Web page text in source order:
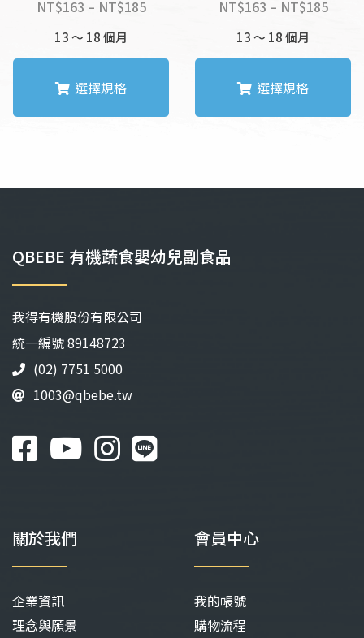
擇
選
項
擇
選
項
NT$163 – NT$185價
圍：
NT$185
13 ～ 18 個月
選擇規格
有
式。
產
品
頁
面
選
選
項
NT$163 – NT$185價
圍：
13 ～ 18 個月
選擇規格
有
QBEBE 有機蔬食嬰幼兒副食品
我得有機股份有限公司
統⼀編號 89148723
(02) 7751 5000
1003@qbebe.tw
關於我們
企業資訊
理念與願景
會員中心
我的帳號
購物流程